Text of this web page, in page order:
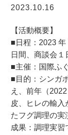
2023.10.16
【活動概要】
■日程：2023 年
日間、商談会１
■主催：国際ふ
■目的：シンガ
え、前年（
皮、ヒレの輸
たフグ調理の実
成果：調理実習